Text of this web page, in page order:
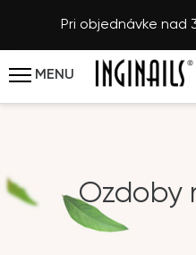
Pri objednávke nad
MENU
Ozdoby